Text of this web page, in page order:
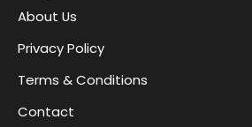
About Us
Privacy Policy
Terms & Conditions
Contact